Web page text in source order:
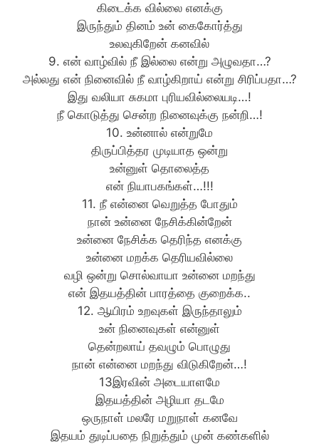
கிடைக்க வில்லை எனக்கு
இருந்தும் தினம் உன் கைகோர்த்து
உலவுகிறேன் கனவில்
9. என் வாழ்வில் நீ இல்லை என்று அழுவதா…?
அல்லது என் நினைவில் நீ வாழ்கிறாய் என்று சிரிப்பதா…?
இது வலியா சுகமா புரியவில்லையடி…!
நீ கொடுத்து சென்ற நினைவுக்கு நன்றி…!
10. உன்னால் என்றுமே
திருப்பித்தர முடியாத ஒன்று
உன்னுள் தொலைத்த
என் நியாபகங்கள்…!!!
11. நீ என்னை வெறுத்த போதும்
நான் உன்னை நேசிக்கின்றேன்
உன்னை நேசிக்க தெரிந்த எனக்கு
உன்னை மறக்க தெரியவில்லை
வழி ஒன்று சொல்வாயா உன்னை மறந்து
என் இதயத்தின் பாரத்தை குறைக்க..
12. ஆயிரம் உறவுகள் இருந்தாலும்
உன் நினைவுகள் என்னுள்
தென்றலாய் தவழும் பொழுது
நான் என்னை மறந்து விடுகிறேன்…!
13இரவின் அடையாளமே
இதயத்தின் அழியா தடமே
ஒருநாள் மலரே மறுநாள் கனவே
இதயம் துடிப்பதை நிறுத்தும் முன் கண்களில்